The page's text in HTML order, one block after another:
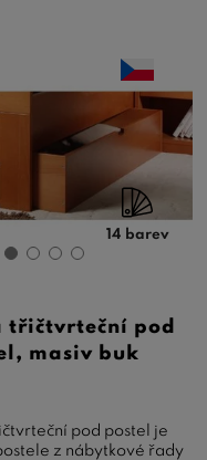
14 barev
třičtvrteční pod
masiv buk
pod postel je
z nábytkové řady